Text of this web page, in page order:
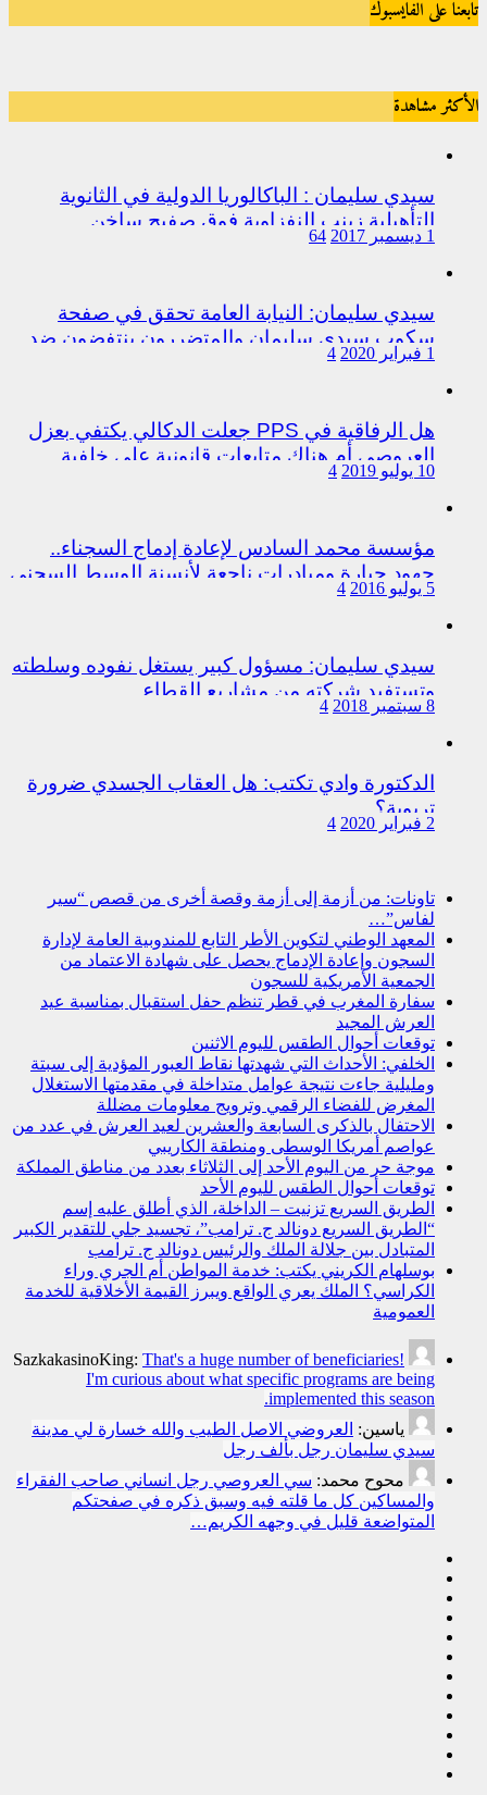
تابعنا على الفايسبوك
الأكثر مشاهدة
سيدي سليمان : الباكالوريا الدولية في الثانوية
التأهيلية زينب النفزاوية فوق صفيح ساخن
1 ديسمبر 2017 64
سيدي سليمان: النيابة العامة تحقق في صفحة
سكوب سيدي سليمان والمتضررون ينتفضون ضد
المتورطين من رجال الشرطة
1 فبراير 2020 4
هل الرفاقية في PPS جعلت الدكالي يكتفي بعزل
العروصي أم هناك متابعات قانونية على خلفية
اختلالات التسيير بمندوبية سيدي سليمان
10 يوليو 2019 4
مؤسسة محمد السادس لإعادة إدماج السجناء..
جهود جبارة ومبادرات ناجعة لأنسنة الوسط السجني
5 يوليو 2016 4
سيدي سليمان: مسؤول كبير يستغل نفوده وسلطته
وتستفيد شركته من مشاريع القطاع
8 سبتمبر 2018 4
الدكتورة وادي تكتب: هل العقاب الجسدي ضرورة
تربوية؟
2 فبراير 2020 4
تاونات: من أزمة إلى أزمة وقصة أخرى من قصص “سير
لفاس”…
المعهد الوطني لتكوين الأطر التابع للمندوبية العامة لإدارة
السجون وإعادة الإدماج يحصل على شهادة الاعتماد من
الجمعية الأمريكية للسجون
سفارة المغرب في قطر تنظم حفل استقبال بمناسبة عيد
العرش المجيد
توقعات أحوال الطقس لليوم الاثنين
الخلفي: الأحداث التي شهدتها نقاط العبور المؤدية إلى سبتة
ومليلية جاءت نتيجة عوامل متداخلة في مقدمتها الاستغلال
المغرض للفضاء الرقمي وترويج معلومات مضللة
الاحتفال بالذكرى السابعة والعشرين لعيد العرش في عدد من
عواصم أمريكا الوسطى ومنطقة الكاريبي
موجة حر من اليوم الأحد إلى الثلاثاء بعدد من مناطق المملكة
توقعات أحوال الطقس لليوم الأحد
الطريق السريع تزنيت – الداخلة، الذي أطلق عليه إسم
“الطريق السريع دونالد ج. ترامب”، تجسيد جلي للتقدير الكبير
المتبادل بين جلالة الملك والرئيس دونالد ج. ترامب
بوسلهام الكريني يكتب: خدمة المواطن أم الجري وراء
الكراسي؟ الملك يعري الواقع ويبرز القيمة الأخلاقية للخدمة
العمومية
SazkakasinoKing: That's a huge number of beneficiaries!
I'm curious about what specific programs are being
implemented this season.
ياسين: العروضي الاصل الطيب والله خسارة لي مدينة
سيدي سليمان رجل بألف رجل
محوح محمد: سي العروصي رجل انساني صاحب الفقراء
والمساكين كل ما قلته فيه وسبق ذكره في صفحتكم
المتواضعة قليل في وجهه الكريم…